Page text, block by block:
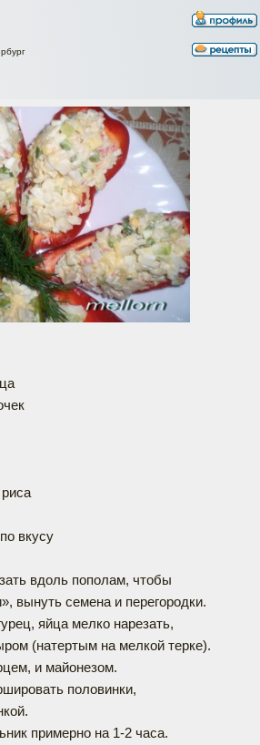
вкусу
вдоль пополам, чтобы
вынуть семена и перегородки.
яйца мелко нарезать,
(натертым на мелкой терке).
и майонезом.
половинки,
примерно на 1-2 часа.